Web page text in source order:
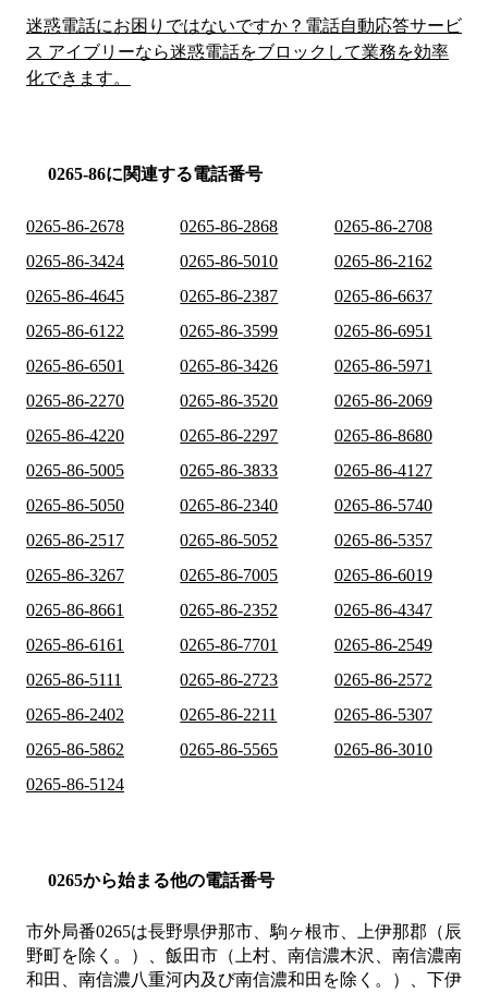
迷惑電話にお困りではないですか？電話自動応答サービ
ス アイブリーなら迷惑電話をブロックして業務を効率
化できます。
0265-86に関連する電話番号
0265-86-2678 0265-86-2868
0265-86-2708
0265-86-3424
0265-86-5010
0265-86-2162
0265-86-4645
0265-86-2387
0265-86-6637
0265-86-6122
0265-86-3599
0265-86-6951
0265-86-6501
0265-86-3426
0265-86-5971
0265-86-2270
0265-86-3520
0265-86-2069
0265-86-4220
0265-86-2297
0265-86-8680
0265-86-5005
0265-86-3833
0265-86-4127
0265-86-5050
0265-86-2340
0265-86-5740
0265-86-2517
0265-86-5052
0265-86-5357
0265-86-3267
0265-86-7005
0265-86-6019
0265-86-8661
0265-86-2352
0265-86-4347
0265-86-6161
0265-86-7701
0265-86-2549
0265-86-5111
0265-86-2723
0265-86-2572
0265-86-2402
0265-86-2211
0265-86-5307
0265-86-5862
0265-86-5565
0265-86-3010
0265-86-5124
0265から始まる他の電話番号
市外局番0265は長野県伊那市、駒ヶ根市、上伊那郡（辰
野町を除く。）、飯田市（上村、南信濃木沢、南信濃南
和田、南信濃八重河内及び南信濃和田を除く。）、下伊